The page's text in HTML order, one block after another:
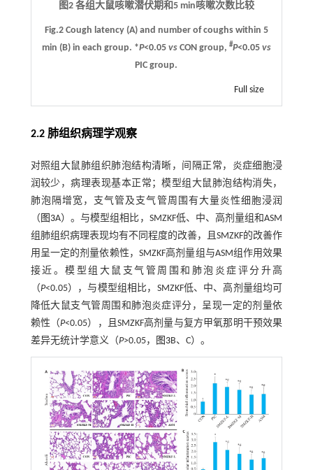
图2 各组大鼠咳嗽潜伏期和5 min咳嗽次数比较
Fig.2 Cough latency (A) and number of coughs within 5
min (B) in each group. *P<0.05 vsCON group, #P<0.05 vs
PIC group.
Full size
2.2 肺组织病理学观察
对照组大鼠肺组织肺泡结构清晰，间隔正常，炎症细胞浸
润较少，病理表现基本正常；模型组大鼠肺泡结构消失，
肺泡隔增宽，支气管及支气管周围有大量炎性细胞浸润
（ 图3A）。与模型组相比，SMZKF低、中、高剂量组和ASM
组肺组织病理表现均有不同程度的改善，且SMZKF的改善作
用呈一定的剂量依赖性，SMZKF高剂量组与ASM组作用效果
接近。模型组大鼠支气管周围和肺泡炎症评分升高
（P<0.05），与模型组相比，SMZKF低、中、高剂量组均可
降低大鼠支气管周围和肺泡炎症评分，呈现一定的剂量依
赖性（P<0.05），且SMZKF高剂量与复方甲氧那明干预效果
差异无统计学意义（P>0.05， 图3B、C）。